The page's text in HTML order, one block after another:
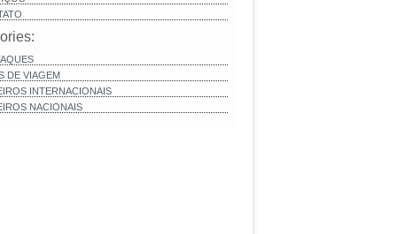
DE VIAGEM
INTERNACIONAIS
NACIONAIS